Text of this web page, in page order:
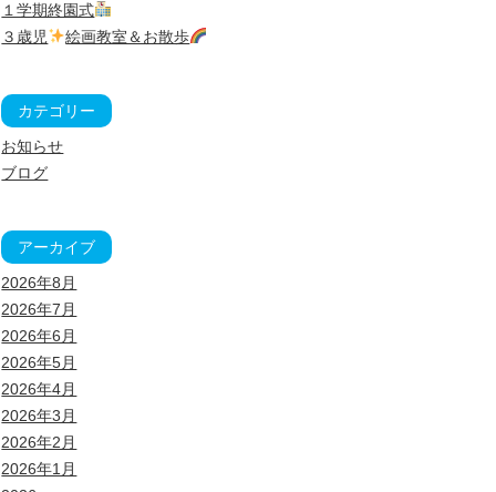
１学期終園式
３歳児
絵画教室＆お散歩
カテゴリー
お知らせ
ブログ
アーカイブ
2026年8月
2026年7月
2026年6月
2026年5月
2026年4月
2026年3月
2026年2月
2026年1月